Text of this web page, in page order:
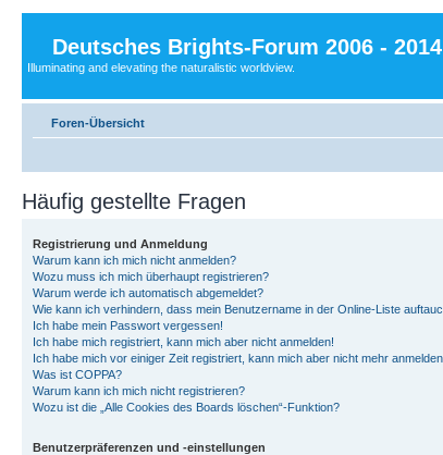
Deutsches Brights-Forum 2006 -
Illuminating and elevating the naturalistic worldview.
Foren-Übersicht
Häufig gestellte Fragen
Registrierung und Anmeldung
Warum kann ich mich nicht anmelden?
Wozu muss ich mich überhaupt registrieren?
Warum werde ich automatisch abgemeldet?
Wie kann ich verhindern, dass mein Benutzername in der Online-Liste
Ich habe mein Passwort vergessen!
Ich habe mich registriert, kann mich aber nicht anmelden!
Ich habe mich vor einiger Zeit registriert, kann mich aber nicht mehr
Was ist COPPA?
Warum kann ich mich nicht registrieren?
Wozu ist die „Alle Cookies des Boards löschen“-Funktion?
Benutzerpräferenzen und -einstellungen